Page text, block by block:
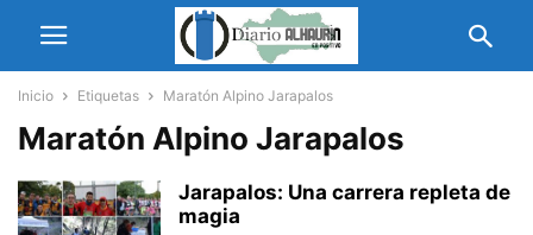
Inicio Etiquetas Maratón Alpino Jarapalos
Maratón Alpino Jarapalos
Jarapalos: Una carrera repleta de
magia